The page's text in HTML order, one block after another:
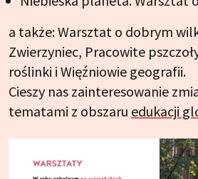
a także: Warsztat o dobrym
Zwierzyniec, Pracowite
roślinki i Więźniowie geografii.
Cieszy nas zainteresowanie
tematami z obszaru edukacji